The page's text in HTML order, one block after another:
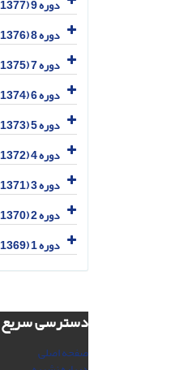
دوره 9 (1377)
دوره 8 (1376)
دوره 7 (1375)
دوره 6 (1374)
دوره 5 (1373)
دوره 4 (1372)
دوره 3 (1371)
دوره 2 (1370)
دوره 1 (1369)
دسترسی سریع
صفحه اصلی